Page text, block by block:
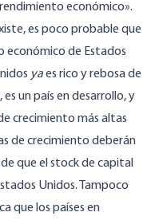
económico».
es poco probable que
económico de Estados
yaes rico y rebosa de
un país en desarrollo, y
crecimiento más altas
de crecimiento deberán
que el stock de capital
Unidos. Tampoco
que los países en